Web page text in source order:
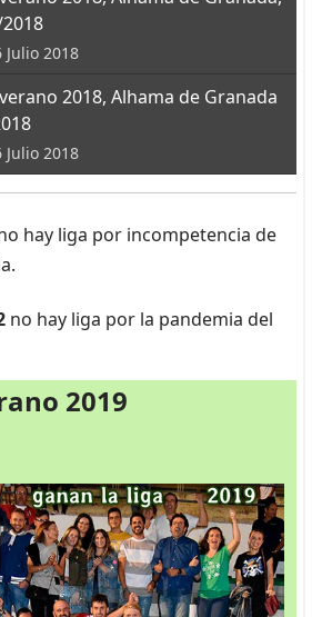
Julio 2018
2018, Alhama de Granada
Julio 2018
hay liga por incompetencia de
no hay liga por la pandemia del
2019